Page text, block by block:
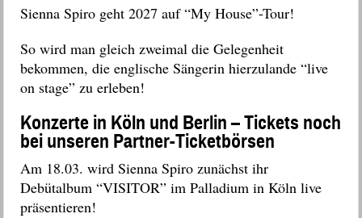
Sienna Spiro geht 2027 auf “My House”-Tour!
So wird man gleich zweimal die Gelegenheit
bekommen, die englische Sängerin hierzulande “live
on stage” zu erleben!
Konzerte in Köln und Berlin – Tickets noch
bei unseren Partner-Ticketbörsen
Am 18.03. wird Sienna Spiro zunächst ihr
Debütalbum “VISITOR” im Palladium in Köln live
präsentieren!